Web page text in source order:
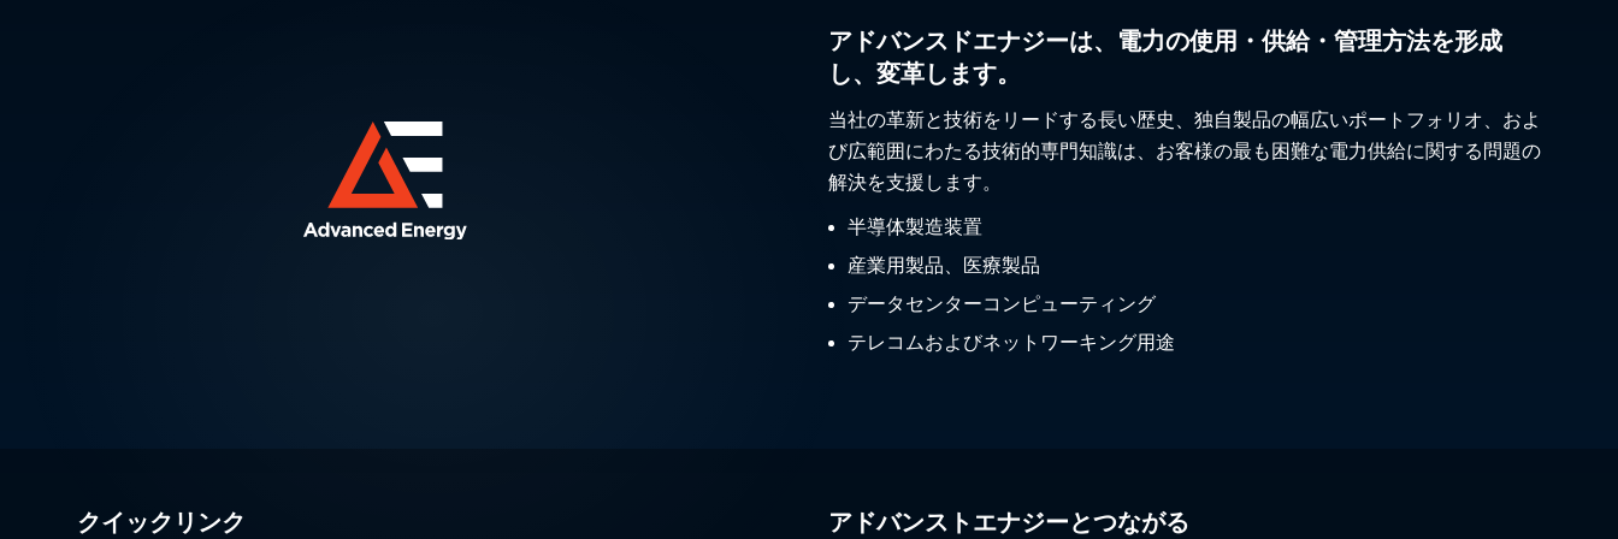
アドバンスドエナジーは、電力の使用・供給・管理方法を形成
し、変革します。
当社の革新と技術をリードする長い歴史、独自製品の幅広いポートフォリオ、およ
び広範囲にわたる技術的専門知識は、お客様の最も困難な電力供給に関する問題の
解決を支援します。
半導体製造装置
産業用製品、医療製品
データセンターコンピューティング
テレコムおよびネットワーキング用途
クイックリンク アドバンストエナジーとつながる